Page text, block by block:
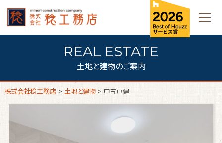
土地と建物のご案内
株式会社稔工務店 > 土地と建物 > 中古戸建